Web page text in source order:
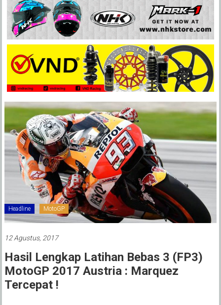
Headline MotoGP
12 Agustus, 2017
Hasil Lengkap Latihan Bebas 3 (FP3)
MotoGP 2017 Austria : Marquez
Tercepat !